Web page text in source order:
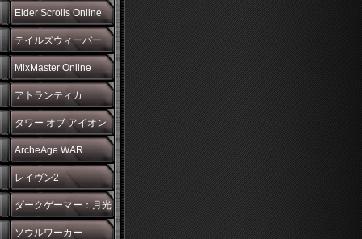
Elder Scrolls Online
テイルズウィーバー
MixMaster Online
アトランティカ
タワー オブ アイオン
ArcheAge WAR
レイヴン2
ダークゲーマー：月光
彫刻師
ソウルワーカー